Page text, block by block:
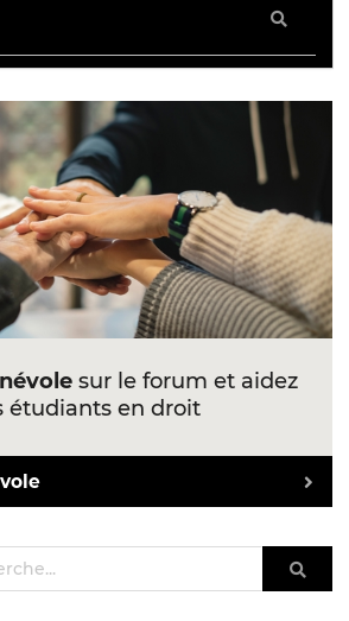
sur le forum et aidez
étudiants en droit